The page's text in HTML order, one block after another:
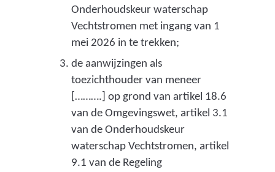
e
r
i
n
c
Onderhoudskeur waterschap
Vechtstromen met ingang van 1
mei 2026 in te trekken;
de aanwijzingen als
toezichthouder van meneer
[……….] op grond van artikel 18.6
van de Omgevingswet, artikel 3.1
van de Onderhoudskeur
waterschap Vechtstromen, artikel
9.1 van de Regeling